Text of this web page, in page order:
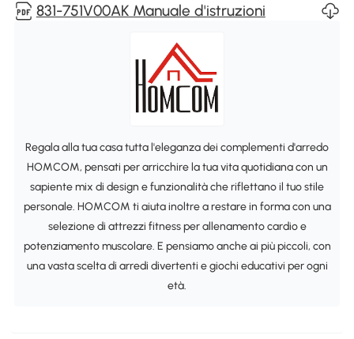
831-751V00AK Manuale d'istruzioni
Regala alla tua casa tutta l'eleganza dei complementi d'arredo
HOMCOM, pensati per arricchire la tua vita quotidiana con un
sapiente mix di design e funzionalità che riflettano il tuo stile
personale. HOMCOM ti aiuta inoltre a restare in forma con una
selezione di attrezzi fitness per allenamento cardio e
potenziamento muscolare. E pensiamo anche ai più piccoli, con
una vasta scelta di arredi divertenti e giochi educativi per ogni
età.